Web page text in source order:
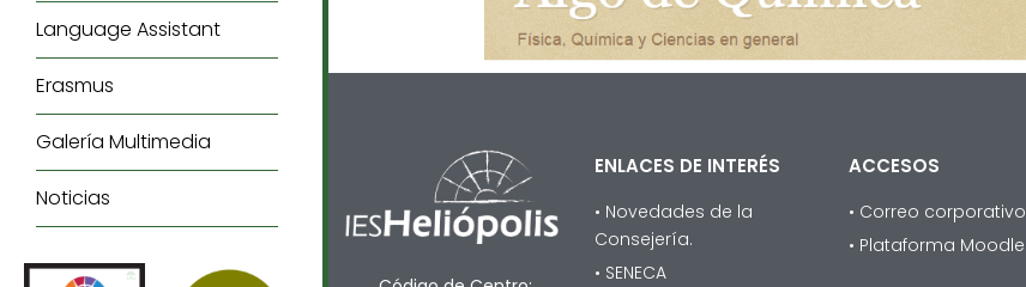
Language Assistant
Erasmus
Galería Multimedia
Noticias
ENLACES DE INTERÉS
• Novedades de la
Consejería.
• SENECA
ACCESOS
• Correo corporativo
• Plataforma Moodle